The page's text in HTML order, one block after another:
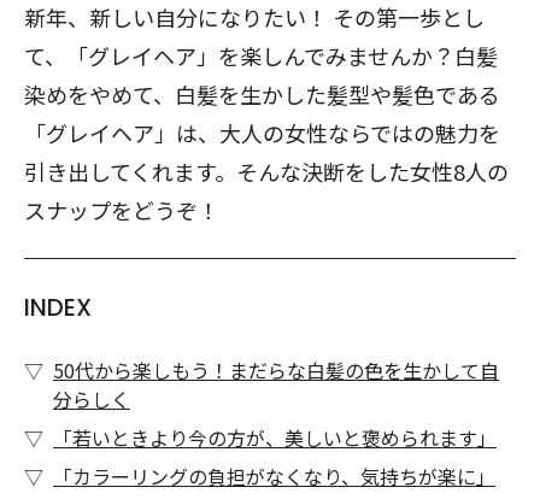
新年、新しい自分になりたい！ その第一歩とし
て、「グレイヘア」を楽しんでみませんか？白髪
染めをやめて、白髪を生かした髪型や髪色である
「グレイヘア」は、大人の女性ならではの魅力を
引き出してくれます。そんな決断をした女性8人の
スナップをどうぞ！
INDEX
50代から楽しもう！まだらな白髪の色を生かして自
分らしく
「若いときより今の方が、美しいと褒められます」
「カラーリングの負担がなくなり、気持ちが楽に」